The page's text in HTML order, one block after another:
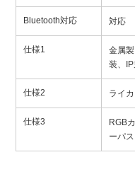
Bluetooth対応 対応
仕様1
金属
装、
仕様2 ライ
仕様3
RGB
ーパ